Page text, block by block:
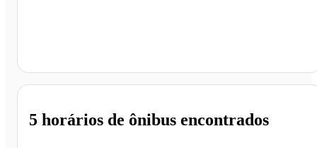
5 horários de ônibus encontrados